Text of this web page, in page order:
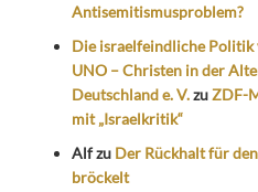
Antisemitismusproblem?
Die israelfeindliche Politik
UNO – Christen in der
Deutschland e. V.zuZDF-
mit „Israelkritik“
Alfzu Der Rückhalt für
bröckelt